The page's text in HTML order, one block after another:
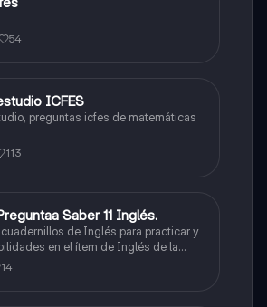
54
ICFES
preguntas icfes de matemáticas
113
Saber 11 Inglés.
de Inglés para practicar y
en el ítem de Inglés de la
🫡
14